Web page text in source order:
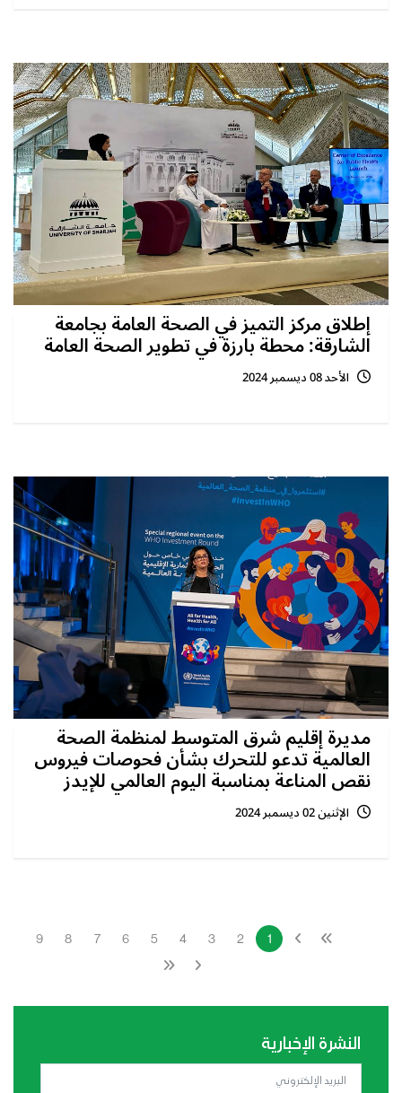
إطلاق مركز التميز في الصحة العامة بجامعة
الشارقة: محطة بارزة في تطوير الصحة العامة
الأحد 08 ديسمبر 2024
مديرة إقليم شرق المتوسط لمنظمة الصحة
العالمية تدعو للتحرك بشأن فحوصات فيروس
نقص المناعة بمناسبة اليوم العالمي للإيدز
الإثنين 02 ديسمبر 2024
1
2
3
4
5
6
7
8
9
النشرة الإخبارية